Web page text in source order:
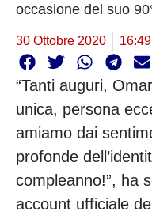
occasione del suo
30 Ottobre 2020 16:49
“Tanti auguri,
unica, persona
amiamo dai
profonde
compleanno!”, ha
account ufficiale